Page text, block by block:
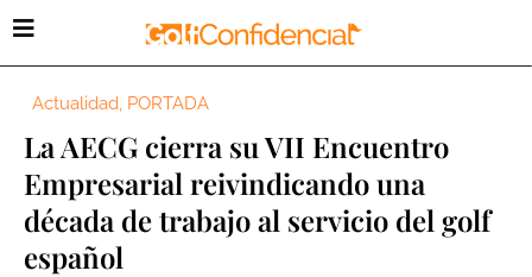
Actualidad, PORTADA
La AECG cierra su VII Encuentro
Empresarial reivindicando una
década de trabajo al servicio del golf
español